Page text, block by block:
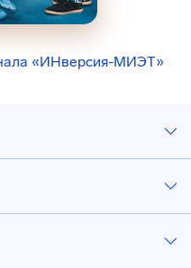
«ИНверсия-МИЭТ»